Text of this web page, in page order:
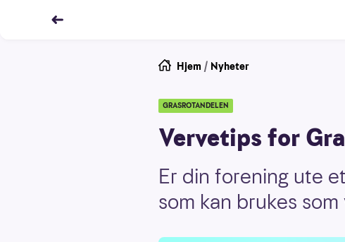
Hjem / Nyheter
GRASROTANDELEN
Vervetips for
Er din forening ute
som kan brukes